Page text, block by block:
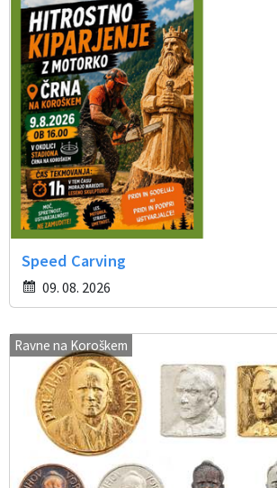
Speed Carving
09. 08. 2026
Ravne na Koroškem